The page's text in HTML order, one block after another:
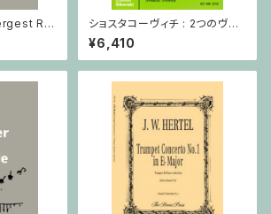
Rid
ショスタコーヴィチ : 2つのヴァ
イオリンとピアノのための 5つの
小品 / ヴァイオリン2とピアノ
¥6,410